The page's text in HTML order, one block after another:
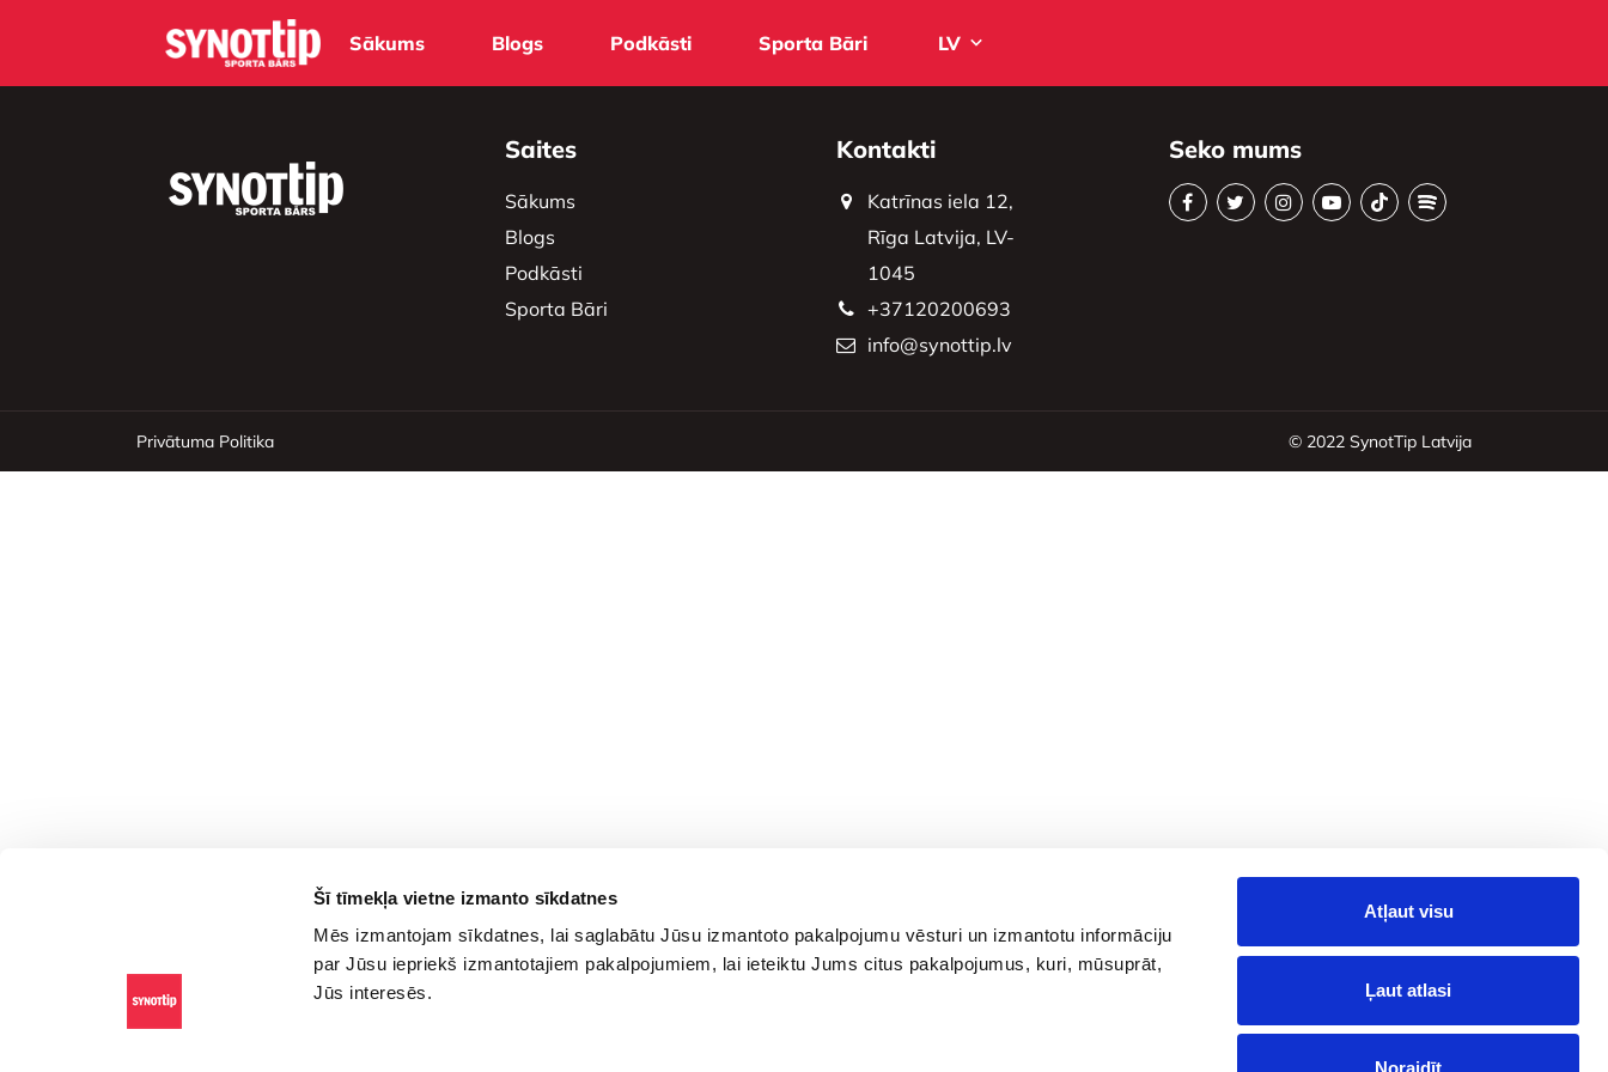
Šī tīmekļa vietne izmanto sīkdatnes
Mēs izmantojam sīkdatnes, lai saglabātu Jūsu izmantoto pakalpojumu vēsturi un izmantotu informāciju
par Jūsu iepriekš izmantotajiem pakalpojumiem, lai ieteiktu Jums citus pakalpojumus, kuri, mūsuprāt,
Jūs interesēs.
Atļaut visu
Ļaut atlasi
Noraidīt
Sākums Blogs Podkāsti Sporta Bāri LV
Saites
Sākums
Blogs
Podkāsti
Sporta Bāri
Kontakti
Katrīnas iela 12,
Rīga Latvija, LV-
1045
+37120200693
info@synottip.lv
Seko mums
Privātuma Politika © 2022 SynotTip Latvija